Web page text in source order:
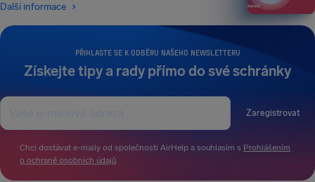
PŘIHLASTE SE K ODBĚRU NAŠEHO NEWSLETTERU
Získejte tipy a rady přímo do své schránky
Zaregistrovat
Chci dostávat e-maily od společnosti AirHelp a souhlasím s Prohlášením
o ochraně osobních údajů.
Další informace